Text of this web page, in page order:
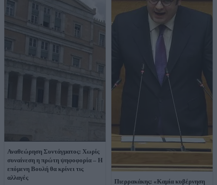
Αναθεώρηση Συντάγματος: Χωρίς
συναίνεση η πρώτη ψηφοφορία – Η
επόμενη Βουλή θα κρίνει τις
αλλαγές
Πιερρακάκης: «Καμία κυβέρνηση